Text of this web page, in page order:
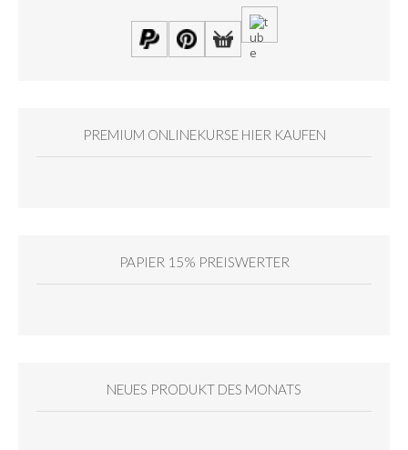
PREMIUM ONLINEKURSE HIER KAUFEN
PAPIER 15% PREISWERTER
NEUES PRODUKT DES MONATS